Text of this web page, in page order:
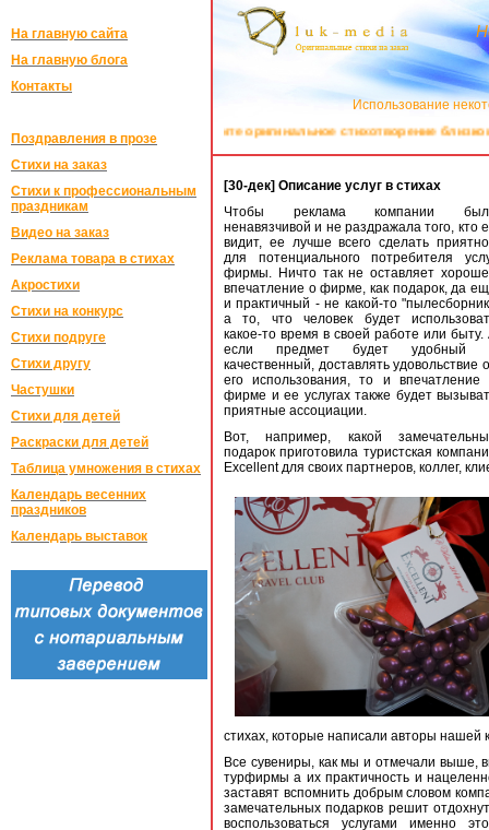
На главную сайта
На главную блога
Контакты
Поздравления в прозе
Стихи на заказ
Стихи к профессиональным
праздникам
Видео на заказ
Реклама товара в стихах
Акростихи
Стихи на конкурс
Стихи подруге
Стихи другу
Частушки
Стихи для детей
Раскраски для детей
Таблица умножения в стихах
Календарь весенних
праздников
Календарь выставок
Использование
Закажите оригинальное стихотворение
[30-дек] Описание услуг в стихах
Чтобы реклама компании
ненавязчивой и не раздражала того, кто
видит, ее лучше всего сделать
для потенциального потребителя
фирмы. Ничто так не оставляет
впечатление о фирме, как подарок, да
и практичный - не какой-то
а то, что человек будет
какое-то время в своей работе или быту.
если предмет будет удобный
качественный, доставлять удовольствие
его использования, то и впечатление
фирме и ее услугах также будет
приятные ассоциации.
Вот, например, какой
подарок приготовила туристская
Excellent для своих партнеров, коллег,
стихах, которые написали авторы нашей
Все сувениры, как мы и отмечали выше,
турфирмы а их практичность и
заставят вспомнить добрым словом
замечательных подарков решит
воспользоваться услугами именно